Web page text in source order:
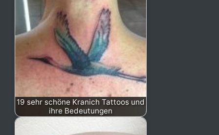
19 sehr schöne Kranich Tattoos und
ihre Bedeutungen